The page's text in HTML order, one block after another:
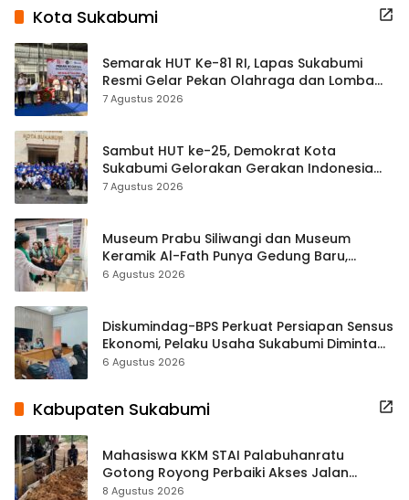
Kota Sukabumi
Semarak HUT Ke-81 RI, Lapas Sukabumi
Resmi Gelar Pekan Olahraga dan Lomba
Tradisional
7 Agustus 2026
Sambut HUT ke-25, Demokrat Kota
Sukabumi Gelorakan Gerakan Indonesia
ASRI Lewat Aksi Bersih Masjid Agung
7 Agustus 2026
Museum Prabu Siliwangi dan Museum
Keramik Al-Fath Punya Gedung Baru,
Hampir 500 Koleksi Dipisahkan
6 Agustus 2026
Diskumindag-BPS Perkuat Persiapan Sensus
Ekonomi, Pelaku Usaha Sukabumi Diminta
Terbuka Beri Data
6 Agustus 2026
Kabupaten Sukabumi
Mahasiswa KKM STAI Palabuhanratu
Gotong Royong Perbaiki Akses Jalan
Majelis Ta’lim di Sagaranten
8 Agustus 2026